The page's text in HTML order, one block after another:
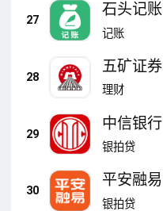
27
石头记账
记账
28
五矿证券
理财
29
中信银行
银拍贷
30
平安融易
银拍贷